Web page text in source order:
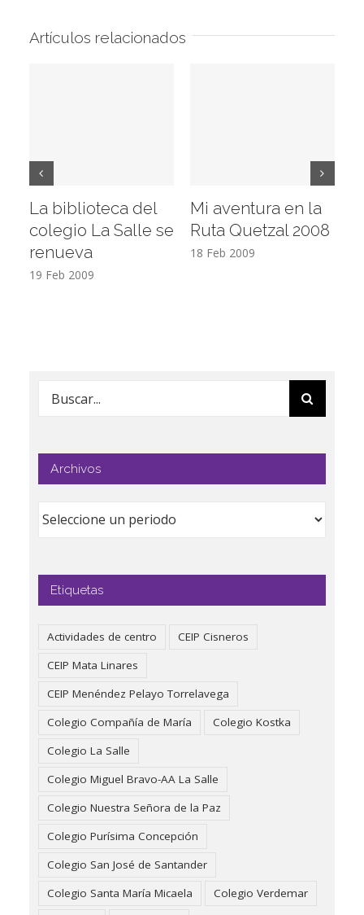
Artículos relacionados
La biblioteca del
colegio La Salle se
renueva
19 Feb 2009
Mi aventura en la
Ruta Quetzal 2008
18 Feb 2009
Buscar:
Archivos
Etiquetas
Actividades de centro
CEIP Cisneros
CEIP Mata Linares
CEIP Menéndez Pelayo Torrelavega
Colegio Compañía de María
Colegio Kostka
Colegio La Salle
Colegio Miguel Bravo-AA La Salle
Colegio Nuestra Señora de la Paz
Colegio Purísima Concepción
Colegio San José de Santander
Colegio Santa María Micaela
Colegio Verdemar